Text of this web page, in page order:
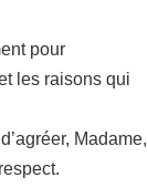
pour
les raisons qui
Madame,